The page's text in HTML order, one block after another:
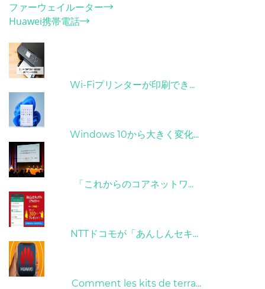
ファーウェイルーター
Huawei携帯電話
Wi-Fiプリンターが印刷でき...
Windows 10から大きく変化...
「これからのコアネットワ...
NTTドコモが「あんしんセキ...
Comment les kits de terra...